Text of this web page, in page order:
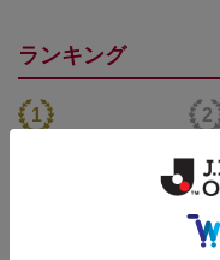
ランキング